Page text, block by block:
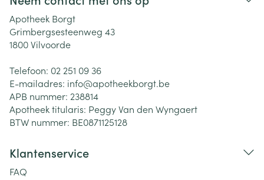
Apotheek Borgt
Grimbergsesteenweg 43
1800Vilvoorde
Telefoon: 02 251 09 36
E-mailadres: info@apotheekborgt.be
APB nummer: 238814
Apotheek titularis: Peggy Van den Wyngaert
BTW nummer: BE0871125128
Klantenservice
FAQ